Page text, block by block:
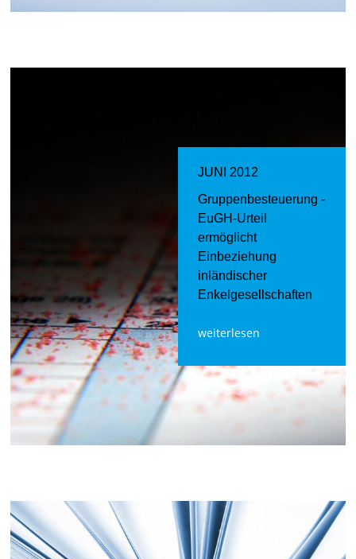
JUNI 2012
Gruppenbesteuerung -
EuGH-Urteil
ermöglicht
Einbeziehung
inländischer
Enkelgesellschaften
weiterlesen